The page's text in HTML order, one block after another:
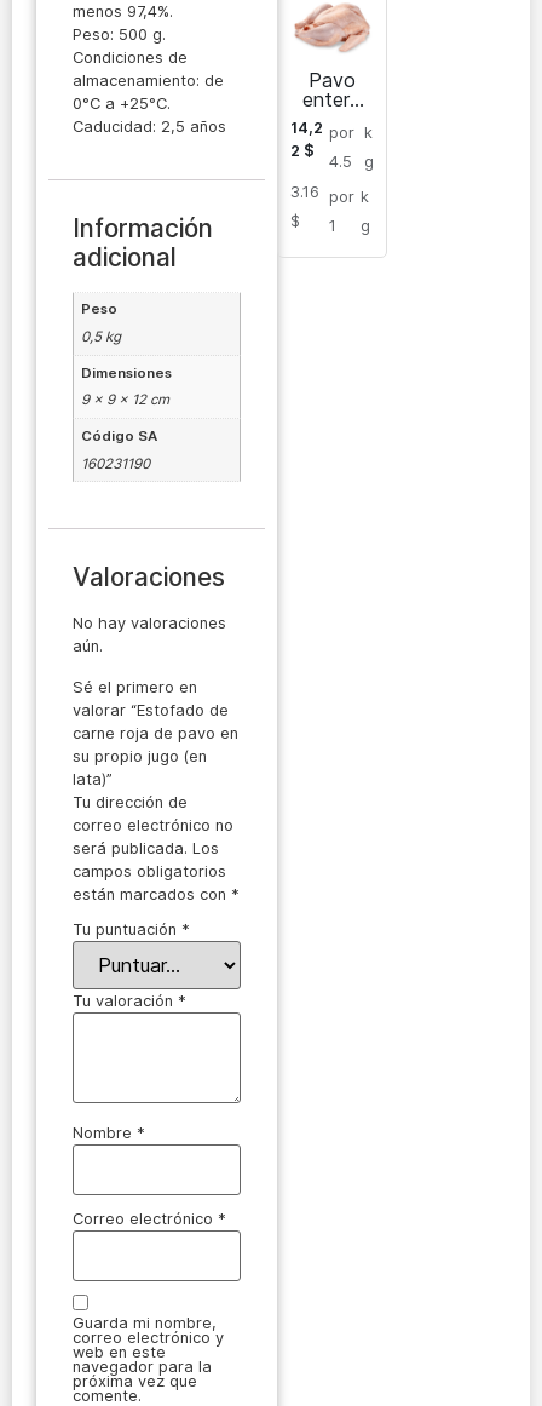
menos 97,4%.
Peso: 500 g.
Condiciones de
almacenamiento: de
0°C a +25°C.
Caducidad: 2,5 años
Información
adicional
Peso
0,5 kg
Dimensiones
9 × 9 × 12 cm
Código SA
160231190
Valoraciones
No hay valoraciones
aún.
Sé el primero en
valorar “Estofado de
carne roja de pavo en
su propio jugo (en
lata)”
Tu dirección de
correo electrónico no
será publicada. Los
campos obligatorios
están marcados con *
Tu puntuación *
Tu valoración *
Nombre *
Correo electrónico *
Guarda mi nombre,
correo electrónico y
web en este
navegador para la
próxima vez que
comente.
Pavo
entero
congelad
o
14,2
2 $
por
4.5
k
g
3.16
$
por
1
k
g